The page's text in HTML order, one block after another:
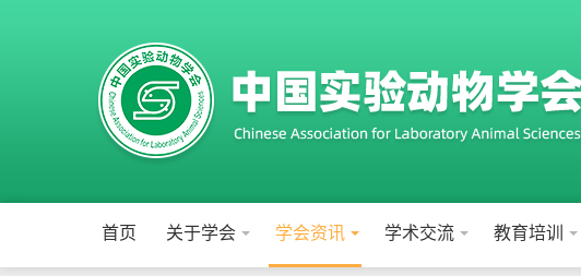
首页 关于学会 学会资讯 学术交流 教育培训